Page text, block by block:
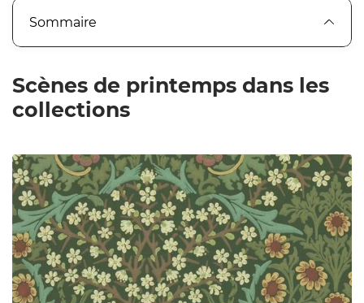
Sommaire
Scènes de printemps dans les
collections